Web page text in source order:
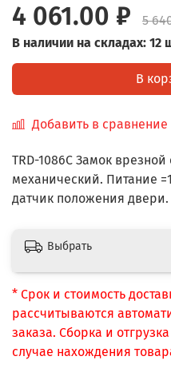
4 061.00 ₽
5
В наличии на складах: 12
В
Добавить в сравнение
TRD-1086С Замок
механический. Питание
датчик положения
Выбрать
* Срок и стоимость
рассчитываются
заказа. Сборка и
случае нахождения